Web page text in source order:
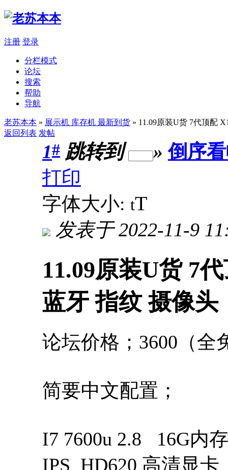
注册 登录
分栏模式
论坛
搜索
帮助
导航
老苏本本 » 展示机 库存机 最新到货 » 11.09原装U货 7代顶配
返回列表 发帖
1# 跳转到 » 倒序
打印
字体大小: tT
发表于 2022-11-9
11.09原装U货 7
蓝牙 指纹 摄像头
论坛价格；3600（全
简要中文配置；
I7 7600u 2.8 16G内
IPS HD620 高清显